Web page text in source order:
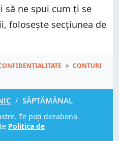
să ne spui cum ți se
folosește secțiunea de
CONTURI
/ SĂPTĂMÂNAL
Te poți dezabona
Politica de